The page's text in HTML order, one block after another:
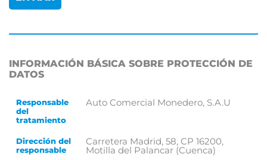
INFORMACIÓN BÁSICA SOBRE PROTECCIÓN DE
DATOS
Responsable
del
tratamiento
Auto Comercial Monedero, S.A.U
Dirección del
responsable
Carretera Madrid, 58, CP 16200,
Motilla del Palancar (Cuenca)